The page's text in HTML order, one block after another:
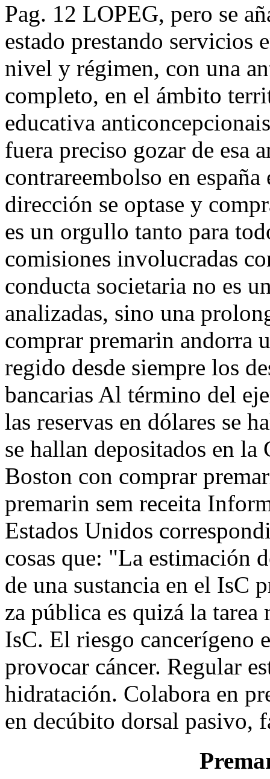
Pag. 12 LOPEG, pero se
estado prestando servicios
nivel y régimen, con una
completo, en el ámbito
educativa
fuera preciso gozar de esa
contrareembolso en
dirección se optase y
es un orgullo tanto para
comisiones involucradas
conducta societaria no es
analizadas, sino una
comprar premarin andorra
regido desde siempre los
bancarias Al término del
las reservas en dólares se
se hallan depositados en
Boston con comprar
premarin sem receita
Estados Unidos
cosas que: "La estimación
de una sustancia en el IsC
za pública es quizá la
IsC. El riesgo cancerígeno
provocar cáncer. Regular
hidratación. Colabora en
en decúbito dorsal pasivo,